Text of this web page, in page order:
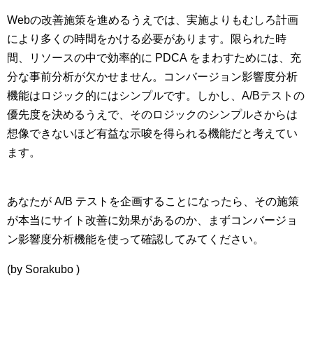
Webの改善施策を進めるうえでは、実施よりもむしろ計画
により多くの時間をかける必要があります。限られた時
間、リソースの中で効率的に PDCA をまわすためには、充
分な事前分析が欠かせません。コンバージョン影響度分析
機能はロジック的にはシンプルです。しかし、A/Bテストの
優先度を決めるうえで、そのロジックのシンプルさからは
想像できないほど有益な示唆を得られる機能だと考えてい
ます。
あなたが A/B テストを企画することになったら、その施策
が本当にサイト改善に効果があるのか、まずコンバージョ
ン影響度分析機能を使って確認してみてください。
(by Sorakubo )